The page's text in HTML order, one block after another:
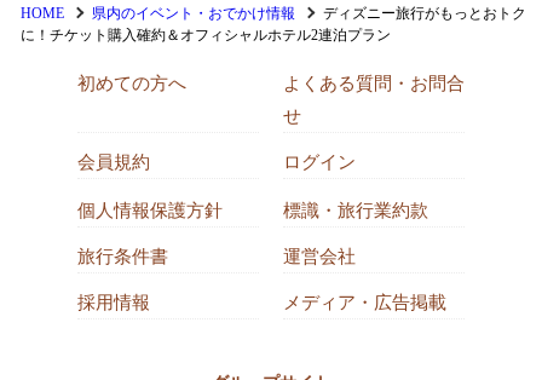
HOME 県内のイベント・おでかけ情報
ディズニー旅行がもっとおトク
に！チケット購入確約＆オフィシャルホテル2連泊プラン
初めての方へ
よくある質問・お問合
せ
会員規約 ログイン
個人情報保護方針 標識・旅行業約款
旅行条件書 運営会社
採用情報 メディア・広告掲載